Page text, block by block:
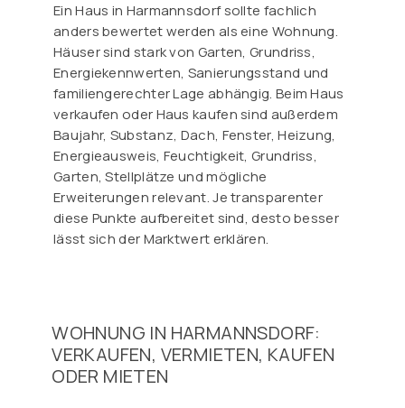
Ein Haus in Harmannsdorf sollte fachlich
anders bewertet werden als eine Wohnung.
Häuser sind stark von Garten, Grundriss,
Energiekennwerten, Sanierungsstand und
familiengerechter Lage abhängig. Beim Haus
verkaufen oder Haus kaufen sind außerdem
Baujahr, Substanz, Dach, Fenster, Heizung,
Energieausweis, Feuchtigkeit, Grundriss,
Garten, Stellplätze und mögliche
Erweiterungen relevant. Je transparenter
diese Punkte aufbereitet sind, desto besser
lässt sich der Marktwert erklären.
WOHNUNG IN HARMANNSDORF:
VERKAUFEN, VERMIETEN, KAUFEN
ODER MIETEN